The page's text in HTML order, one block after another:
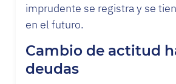
imprudente se registra y se
en el futuro.
Cambio de actitud
deudas